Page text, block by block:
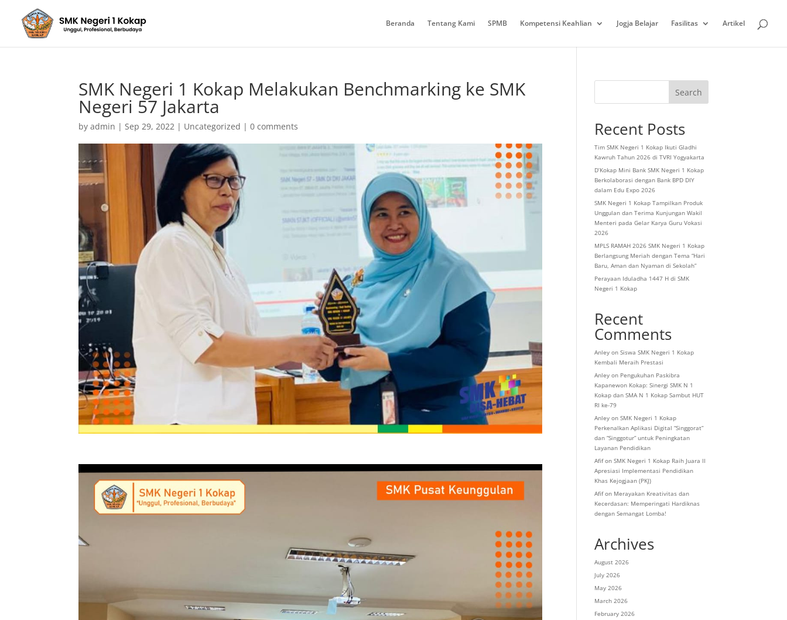
Beranda Tentang Kami SPMB Kompetensi Keahlian Jogja Belajar Fasilitas Artikel
SMK Negeri 1 Kokap Melakukan Benchmarking ke SMK
Negeri 57 Jakarta
byadmin |Sep 29, 2022 | Uncategorized |0 comments
Search
Recent Posts
Tim SMK Negeri 1 Kokap Ikuti Gladhi
Kawruh Tahun 2026 di TVRI Yogyakarta
D’Kokap Mini Bank SMK Negeri 1 Kokap
Berkolaborasi dengan Bank BPD DIY
dalam Edu Expo 2026
SMK Negeri 1 Kokap Tampilkan Produk
Unggulan dan Terima Kunjungan Wakil
Menteri pada Gelar Karya Guru Vokasi
2026
MPLS RAMAH 2026 SMK Negeri 1 Kokap
Berlangsung Meriah dengan Tema “Hari
Baru, Aman dan Nyaman di Sekolah”
Perayaan Iduladha 1447 H di SMK
Negeri 1 Kokap
Recent
Comments
Anley onSiswa SMK Negeri 1 Kokap
Kembali Meraih Prestasi
Anley on Pengukuhan Paskibra
Kapanewon Kokap: Sinergi SMK N 1
Kokap dan SMA N 1 Kokap Sambut HUT
RI ke-79
Anley onSMK Negeri 1 Kokap
Perkenalkan Aplikasi Digital “Singgorat”
dan “Singgotur” untuk Peningkatan
Layanan Pendidikan
AfifonSMK Negeri 1 Kokap Raih Juara II
Apresiasi Implementasi Pendidikan
Khas Kejogjaan (PKJ)
Afifon Merayakan Kreativitas dan
Kecerdasan: Memperingati Hardiknas
dengan Semangat Lomba!
Archives
August 2026
July 2026
May 2026
March 2026
February 2026